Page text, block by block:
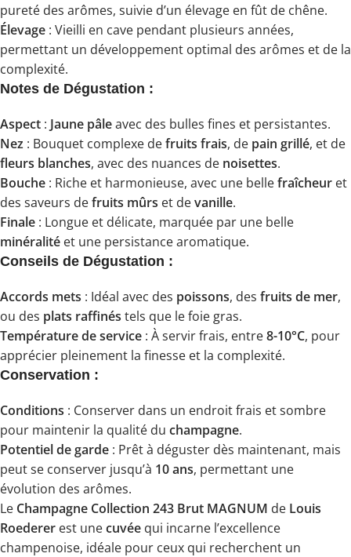
pureté des arômes, suivie d’un élevage en fût de chêne.
Élevage : Vieilli en cave pendant plusieurs années,
permettant un développement optimal des arômes et de la
complexité.
Notes de Dégustation :
Aspect : Jaune pâleavec des bulles fines et persistantes.
Nez : Bouquet complexe defruits frais, de pain grillé, et de
fleurs blanches, avec des nuances de noisettes.
Bouche : Riche et harmonieuse, avec une bellefraîcheur et
des saveurs defruits mûrs et devanille.
Finale : Longue et délicate, marquée par une belle
minéralité et une persistance aromatique.
Conseils de Dégustation :
Accords mets : Idéal avec des poissons, des fruits de mer,
ou des plats raffinés tels que le foie gras.
Température de service : À servir frais, entre8-10°C, pour
apprécier pleinement la finesse et la complexité.
Conservation :
Conditions : Conserver dans un endroit frais et sombre
pour maintenir la qualité du champagne.
Potentiel de garde : Prêt à déguster dès maintenant, mais
peut se conserver jusqu’à 10 ans, permettant une
évolution des arômes.
Le Champagne Collection 243 Brut MAGNUM de Louis
Roederer est unecuvée qui incarne l’excellence
champenoise, idéale pour ceux qui recherchent un